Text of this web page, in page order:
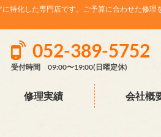
特化した専門店です。ご予算に合わせた修
052-389-5752
受付時間 09:00〜19:00(日曜定休)
修理実績 会社概